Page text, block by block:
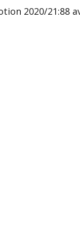
2020/21:88